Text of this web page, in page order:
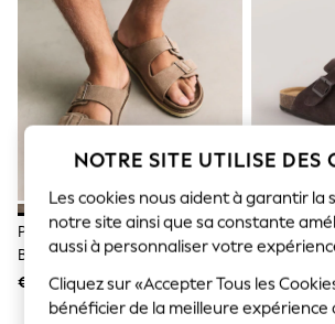
Sunglasses
Men's Holiday Shop
All Swimwear
Accessories
Bags & Luggage
Footwear
Hats
Linen Collection
Loafers
Polo Shirts
Sandals & Flipflops
Shirts
Shorts
Sunglasses
T-Shirts
Pierre - Sandales Ton À Deux
Boucles
€ 33
Brun - Mules
€ 35
NOTRE SITE UTILISE DES
Les cookies nous aident à garantir la
notre site ainsi que sa constante
aussi à personnaliser votre
Cliquez sur «Accepter Tous les
bénéficier de la meilleure expérience